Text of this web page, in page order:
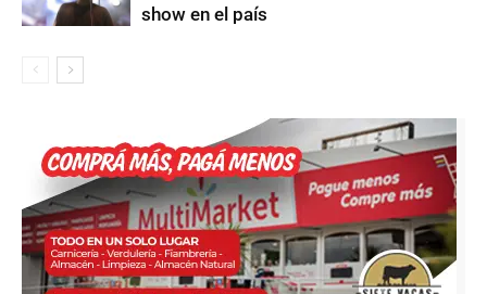
show en el país